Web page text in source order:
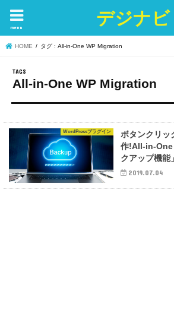
デジナビ
menu
HOME タグ : All-in-One WP Migration
All-in-One WP Migration
WordPressプラグイン
ボタンクリッ
作!All-in-One
クアップ機能
2019.07.04